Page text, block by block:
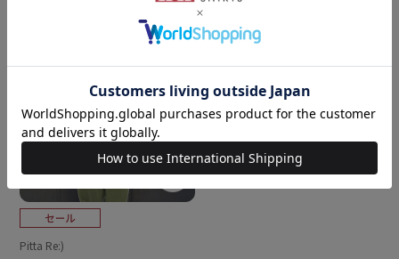
Pitta Re:)